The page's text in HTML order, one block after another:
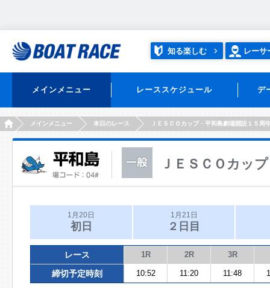
知る楽しむ レーサ
メインメニュー レーススケジュール デ
HOMEメインメニュー 本日のレース ＪＥＳＣＯカップ・平和島劇場開設１５周
ＪＥＳＣＯカッ
1月20日
初日
1月21日
２日目
レース 1R 2R 3R
締切予定時刻 10:52 11:20 11:48